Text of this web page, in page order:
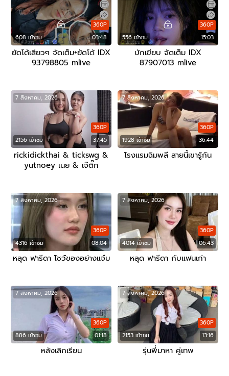
608 เข้าชม 03:48
360P
ยัดโด้เสียวๆ จัดเต็ม+ยัดโด้ IDX
93798805 mlive
556 เข้าชม 15:03
360P
บักเขียบ จัดเต็ม IDX
87907013 mlive
2156 เข้าชม 37:45
360P
7 สิงหาคม, 2026
rickidickthai & tickswg &
yutnoey เนย & เจ๊ติ๊ก
1928 เข้าชม 36:44
360P
7 สิงหาคม, 2026
โรงแรมฉิมพลี สายนี้เขารู้กัน
4316 เข้าชม 08:04
360P
7 สิงหาคม, 2026
หลุด ฟารีดา โชว์ของอย่างแจ๋ม
4014 เข้าชม 06:43
360P
7 สิงหาคม, 2026
หลุด ฟารีดา กับแฟนเก่า
886 เข้าชม 01:18
360P
7 สิงหาคม, 2026
หลังเลิกเรียน
2153 เข้าชม 13:16
360P
7 สิงหาคม, 2026
รุ่นพี่มาหา คู่เทพ